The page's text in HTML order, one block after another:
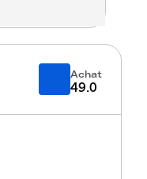
Achat
49.0